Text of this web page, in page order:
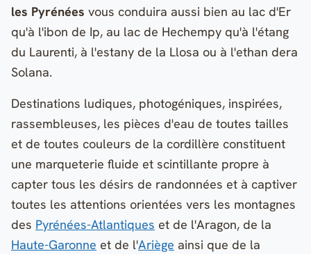
les Pyrénées vous conduira aussi bien au lac d'Er
qu'à l'ibon de Ip, au lac de Hechempy qu'à l'étang
du Laurenti, à l'estany de la Llosa ou à l'ethan dera
Solana.
Destinations ludiques, photogéniques, inspirées,
rassembleuses, les pièces d'eau de toutes tailles
et de toutes couleurs de la cordillère constituent
une marqueterie fluide et scintillante propre à
capter tous les désirs de randonnées et à captiver
toutes les attentions orientées vers les montagnes
des Pyrénées-Atlantiques et de l'Aragon, de la
Haute-Garonne et de l'Ariège ainsi que de la